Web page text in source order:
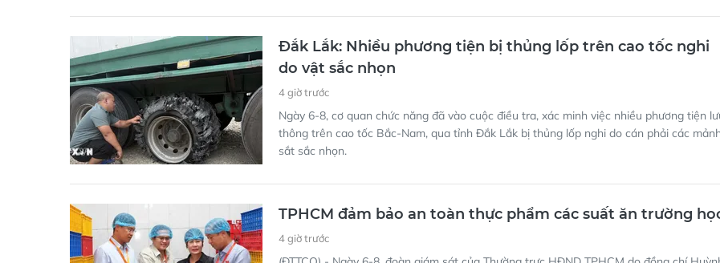
Đắk Lắk: Nhiều phương tiện bị thủng lốp trên cao tốc nghi
do vật sắc nhọn
Ngày 6-8, cơ quan chức năng đã vào cuộc điều tra, xác minh việc nhiều phương tiện lưu
thông trên cao tốc Bắc-Nam, qua tỉnh Đắk Lắk bị thủng lốp nghi do cán phải các mảnh
sắt sắc nhọn.
TPHCM đảm bảo an toàn thực phẩm các suất ăn trường học
(ĐTTCO) - Ngày 6-8, đoàn giám sát của Thường trực HĐND TPHCM do đồng chí Huỳnh